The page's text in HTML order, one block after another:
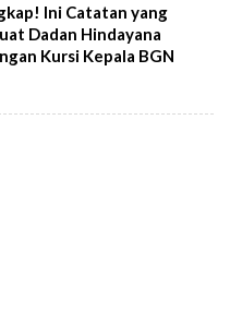
Ini Catatan yang
Dadan Hindayana
Kursi Kepala BGN